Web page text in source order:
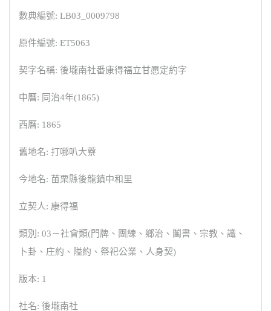
數典編號: LB03_0009798
原件編號: ET5063
契字名稱: 後壠南社番康得福立甘愿定約字
中曆: 同治4年(1865)
西曆: 1865
舊地名: 打哪叭大藔
今地名: 苗栗縣後龍鎮中和里
立契人: 康得福
類別: 03－社會類(門牌、團練、鄉治、鬮書、宗教、讖、
卜卦、庄約、隘約、祭祀公業、人身契)
版本: 1
社名: 後壠南社